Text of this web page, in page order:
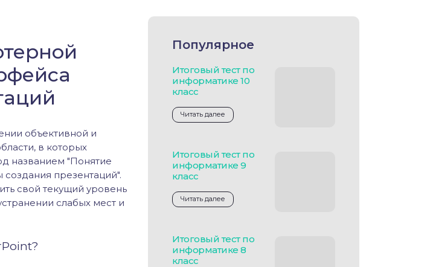
объективной и
в которых
названием "Понятие
презентаций".
свой текущий уровень
слабых мест и
Популярное
Итоговый тест по
информатике 10
класс
Читать далее
Итоговый тест по
информатике 9
класс
Читать далее
Итоговый тест по
информатике 8
класс